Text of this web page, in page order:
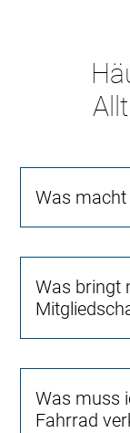
Was macht
Was bringt
Was muss
Fahrrad